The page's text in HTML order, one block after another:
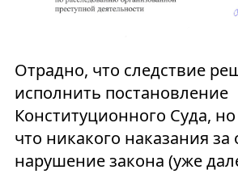
Отрадно, что следствие
исполнить постановление
Конституционного Суда,
что никакого наказания за
нарушение закона (уже